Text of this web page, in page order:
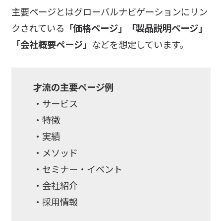
主要ページとはグローバルナビゲーションにリン
クされている 「価格ページ」「製品説明ページ」
「会社概要ページ」 などを想定しています。
才流の主要ページ例
・サービス
・特徴
・実績
・メソッド
・セミナー・イベント
・会社紹介
・採用情報